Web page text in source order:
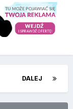
DALEJ